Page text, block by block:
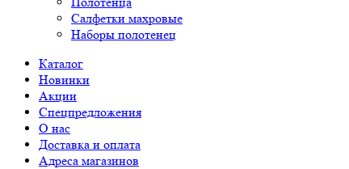
Салфетки махровые
Наборы полотенец
Каталог
Новинки
Акции
Спецпредложения
О нас
Доставка и оплата
Адреса магазинов